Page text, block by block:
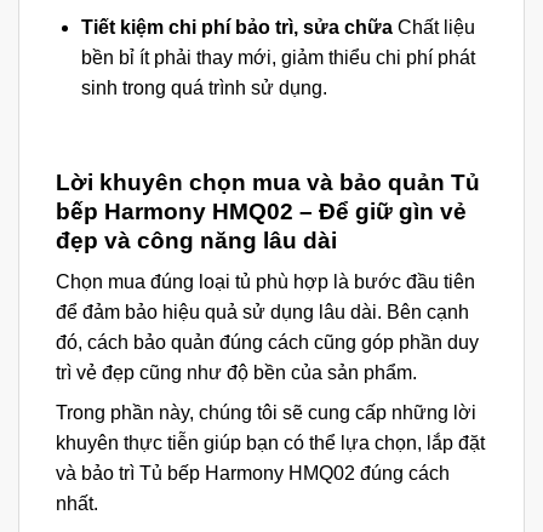
Tiết kiệm chi phí bảo trì, sửa chữaChất liệu
bền bỉ ít phải thay mới, giảm thiểu chi phí phát
sinh trong quá trình sử dụng.
Lời khuyên chọn mua và bảo quản Tủ
bếp Harmony HMQ02 – Để giữ gìn vẻ
đẹp và công năng lâu dài
Chọn mua đúng loại tủ phù hợp là bước đầu tiên
để đảm bảo hiệu quả sử dụng lâu dài. Bên cạnh
đó, cách bảo quản đúng cách cũng góp phần duy
trì vẻ đẹp cũng như độ bền của sản phẩm.
Trong phần này, chúng tôi sẽ cung cấp những lời
khuyên thực tiễn giúp bạn có thể lựa chọn, lắp đặt
và bảo trì Tủ bếp Harmony HMQ02 đúng cách
nhất.